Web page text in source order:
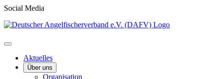
Social Media
Aktuelles
Über uns
Organisation